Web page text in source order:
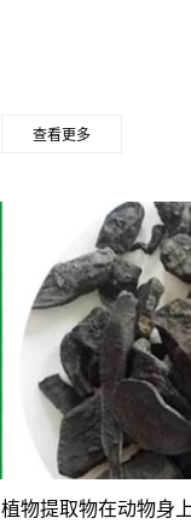
查看更多
植物提取物在动物身